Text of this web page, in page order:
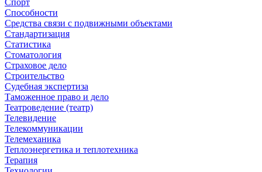
Способности
Средства связи с подвижными объектами
Стандартизация
Статистика
Стоматология
Страховое дело
Строительство
Судебная экспертиза
Таможенное право и дело
Театроведение (театр)
Телевидение
Телекоммуникации
Телемеханика
Теплоэнергетика и теплотехника
Терапия